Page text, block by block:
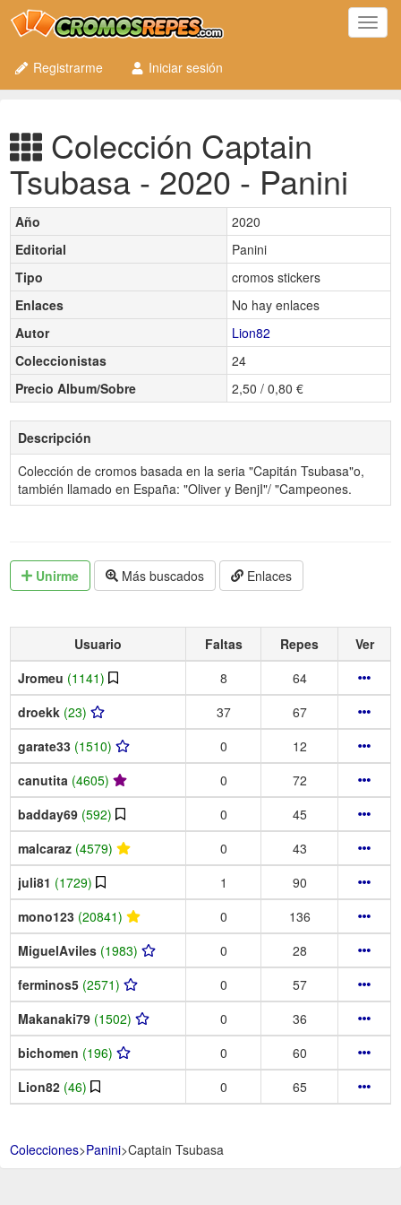
Registrarme
Iniciar sesión
Colección Captain
Tsubasa - 2020 - Panini
Año
2020
Editorial
Panini
Tipo
cromos stickers
Enlaces
No hay enlaces
Autor
Lion82
Coleccionistas
24
Precio Album/Sobre
2,50 / 0,80 €
Descripción
Colección de cromos basada en la seria "Capitán Tsubasa"o,
también llamado en España: "Oliver y BenjI"/ "Campeones.
Unirme Más buscados Enlaces
Usuario Faltas Repes
Ver
Jromeu (1141) 8
64
droekk (23) 37
67
garate33 (1510) 0
12
canutita (4605) 0
72
badday69 (592) 0
45
malcaraz (4579) 0
43
juli81 (1729) 1
90
mono123 (20841) 0
136
MiguelAviles (1983) 0
28
ferminos5 (2571) 0
57
Makanaki79 (1502) 0
36
bichomen (196) 0
60
Lion82 (46) 0 65
Colecciones>Panini>Captain Tsubasa